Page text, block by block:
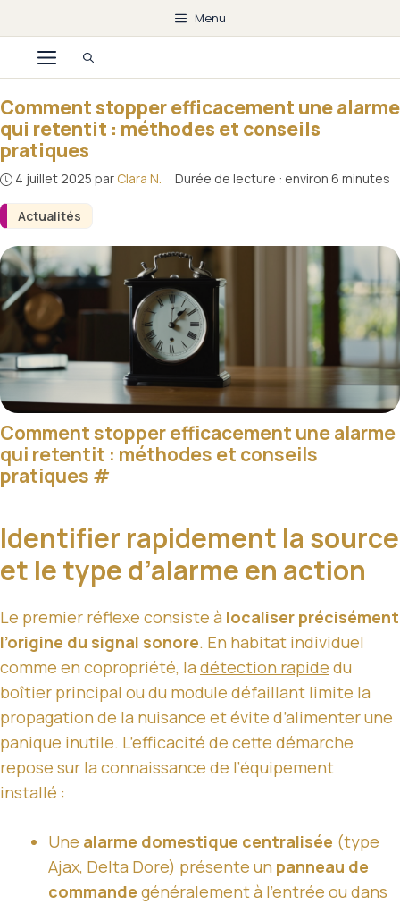
au
contenu
Menu
Menu
Actualités
Comment stopper efficacement une alarme
qui retentit : méthodes et conseils
pratiques
4 juillet 2025 par Clara N. · Durée de lecture : environ 6 minutes
Comment stopper efficacement une alarme
qui retentit : méthodes et conseils
pratiques #
Identifier rapidement la source
et le type d’alarme en action
Le premier réflexe consiste à localiser précisément
l’origine du signal sonore. En habitat individuel
comme en copropriété, la détection rapide du
boîtier principal ou du module défaillant limite la
propagation de la nuisance et évite d’alimenter une
panique inutile. L’efficacité de cette démarche
repose sur la connaissance de l’équipement
installé :
Une alarme domestique centralisée (type
Ajax, Delta Dore) présente un panneau de
commande généralement à l’entrée ou dans